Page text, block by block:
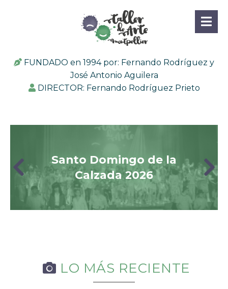
FUNDADO en 1994 por: Fernando Rodríguez y
José Antonio Aguilera
DIRECTOR: Fernando Rodríguez Prieto
Pintacaras San Isidro 2026
LO MÁS RECIENTE